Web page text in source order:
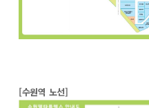
[수원역 노선]